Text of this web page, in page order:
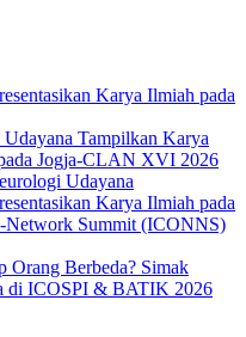
Karya Ilmiah pada
Tampilkan Karya
Jogja-CLAN XVI 2026
Udayana
Karya Ilmiah pada
Network Summit (ICONNS)
Orang Berbeda? Simak
di ICOSPI & BATIK 2026